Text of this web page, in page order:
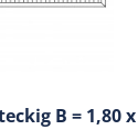
B = 1,80 x